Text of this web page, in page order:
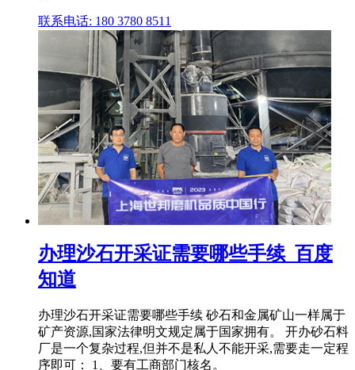
联系电话: 180 3780 8511
办理沙石开采证需要哪些手续_百度
知道
办理沙石开采证需要哪些手续 砂石和金属矿山一样属于
矿产资源,国家法律明文规定属于国家拥有。 开办砂石料
厂是一个复杂过程,但并不是私人不能开采,需要走一定程
序即可： 1、要有工商部门核名。